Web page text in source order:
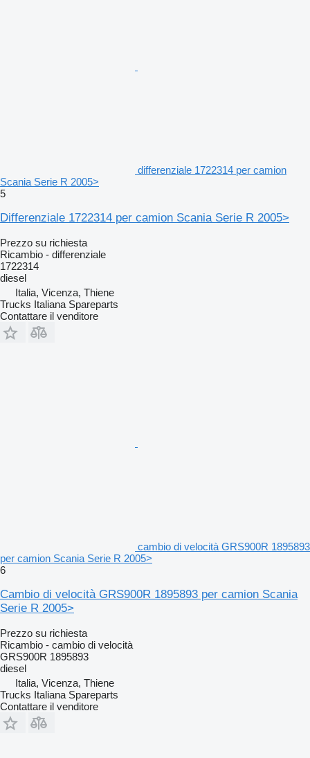
differenziale 1722314 per camion
Scania Serie R 2005>
5
Differenziale 1722314 per camion Scania Serie R 2005>
Prezzo su richiesta
Ricambio - differenziale
1722314
diesel
Italia, Vicenza, Thiene
Trucks Italiana Spareparts
Contattare il venditore
cambio di velocità GRS900R 1895893
per camion Scania Serie R 2005>
6
Cambio di velocità GRS900R 1895893 per camion Scania
Serie R 2005>
Prezzo su richiesta
Ricambio - cambio di velocità
GRS900R 1895893
diesel
Italia, Vicenza, Thiene
Trucks Italiana Spareparts
Contattare il venditore